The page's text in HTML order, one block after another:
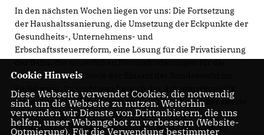
In den nächsten Wochen liegen vor uns: Die Fortsetzung
der Haushaltssanierung, die Umsetzung der Eckpunkte der
Gesundheits-, Unternehmens- und
Erbschaftssteuerreform, eine Lösung für die Privatisierung
der Bahn, die neuerlichen Herausforderungen für die
innere Sicherheit sowie der Einsatz der Bundeswehr im
Südlibanon. Im wichtigen Bereich der Arbeitmarktpolitik
bewegt sich die SPD auf uns zu: Es ist eine bemerkenswerte
Entwicklung, dass die Sozialdemokraten nun zu der
Erkenntnis kommen, dass sich für die Stützen unserer
Cookie Hinweis
Diese Webseite verwendet Cookies, die notwendig
sind, um die Webseite zu nutzen. Weiterhin
verwenden wir Dienste von Drittanbietern, die uns
helfen, unser Webangebot zu verbessern (Website-
Optmierung). Für die Verwendung bestimmter